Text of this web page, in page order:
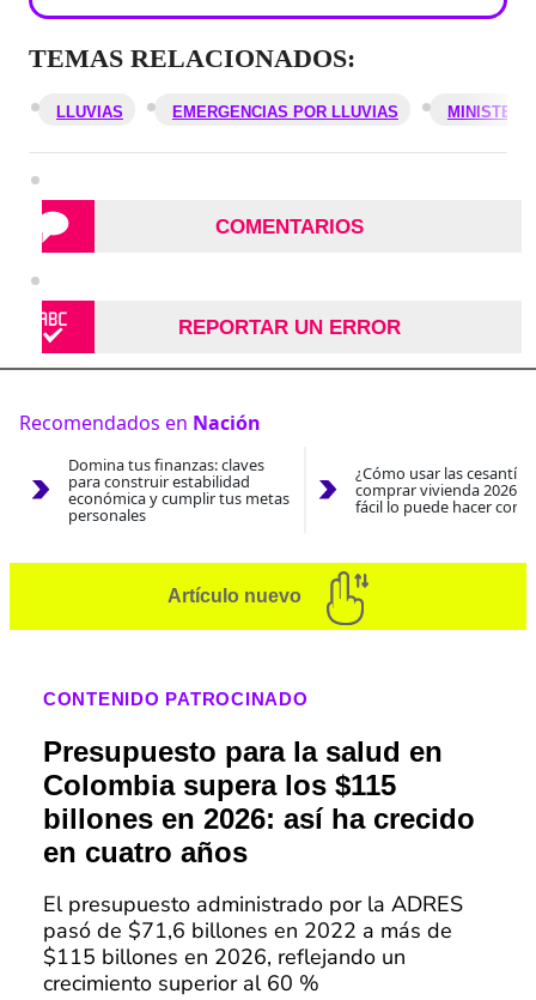
TEMAS RELACIONADOS:
LLUVIAS EMERGENCIAS POR LLUVIAS
COMENTARIOS
REPORTAR UN ERROR
Recomendados en Nación
Domina tus finanzas: claves
para construir estabilidad
económica y cumplir tus metas
personales
¿Cómo usar las
comprar vivienda 2026?
fácil lo puede hacer con
Artículo nuevo
CONTENIDO PATROCINADO
Presupuesto para la salud en
Colombia supera los $115
billones en 2026: así ha crecido
en cuatro años
El presupuesto administrado por la ADRES
pasó de $71,6 billones en 2022 a más de
$115 billones en 2026, reflejando un
crecimiento superior al 60 %